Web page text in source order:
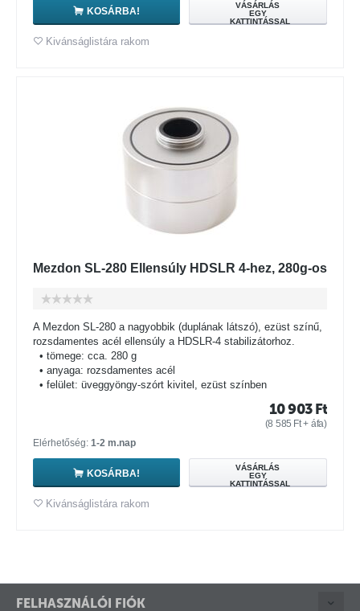
KOSÁRBA!
VÁSÁRLÁS
EGY
KATTINTÁSSAL
Kivánságlistára rakom
Mezdon SL-280 Ellensúly HDSLR 4-hez, 280g-os
A Mezdon SL-280 a nagyobbik (duplának látszó), ezüst színű,
rozsdamentes acél ellensúly a HDSLR-4 stabilizátorhoz.
• tömege: cca. 280 g
• anyaga: rozsdamentes acél
• felület: üveggyöngy-szórt kivitel, ezüst színben
10 903 Ft
(8 585 Ft+ áfa)
Elérhetőség: 1-2 m.nap
KOSÁRBA!
VÁSÁRLÁS
EGY
KATTINTÁSSAL
Kivánságlistára rakom
FELHASZNÁLÓI FIÓK